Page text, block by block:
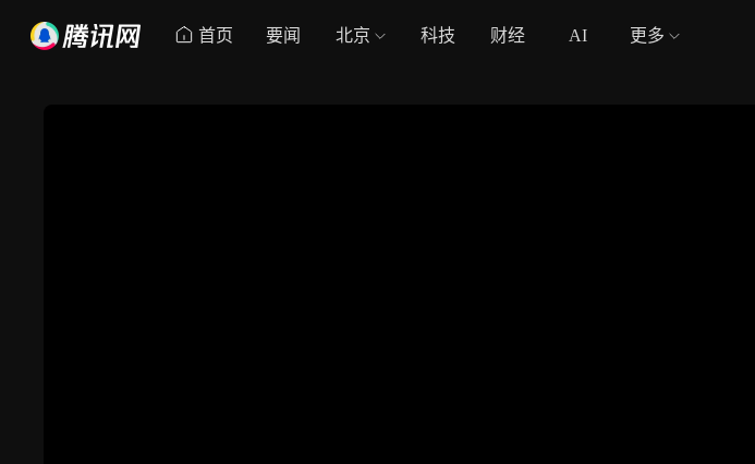
首页 要闻 北京 科技 财经 AI 更多